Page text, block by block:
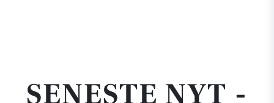
SENESTE NYT -